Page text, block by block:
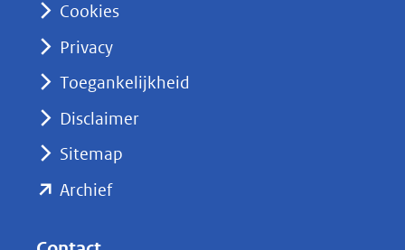
nieuw
naar
Cookies
Privacy
Toegankelijkheid
Disclaimer
Sitemap
Archief(opent